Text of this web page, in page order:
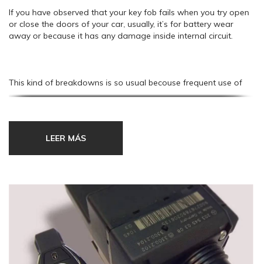
If you have observed that your key fob fails when you try open
or close the doors of your car, usually, it’s for battery wear
away or because it has any damage inside internal circuit.
This kind of breakdowns is so usual becouse frequent use of
keys of our car and fallen on the ground of these producing
If you resort to auto repair shop, with complete security, the
cheaper with our key fob repair service.
We deal with dismantle, clean and repair damage welds, we
assamble again key fob and we make verifiactions transmiting
through radio frequency to code key sensor.
LEER MÁS